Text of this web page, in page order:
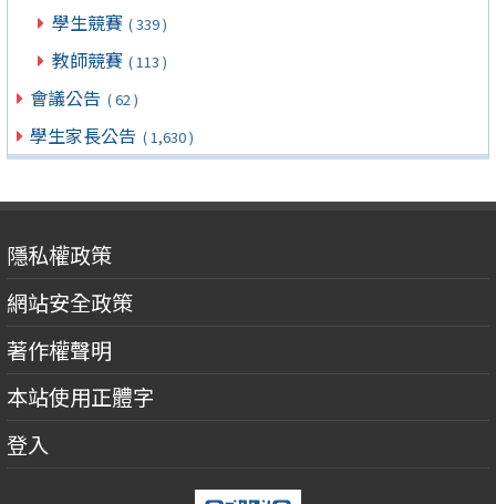
學生競賽 ( 339 )
教師競賽 ( 113 )
會議公告 ( 62 )
學生家長公告 ( 1,630 )
隱私權政策
網站安全政策
著作權聲明
本站使用正體字
登入